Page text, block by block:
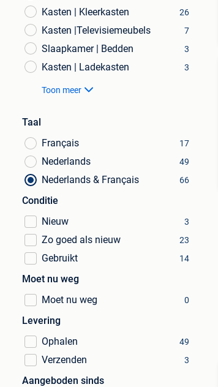
Kasten | Kleerkasten
26
Kasten |Televisiemeubels 7
Slaapkamer | Bedden 3
Kasten | Ladekasten 3
Toon meer
Taal
Français
17
Nederlands 49
Nederlands & Français 66
Conditie
Nieuw
3
Zo goed als nieuw 23
Gebruikt 14
Moet nu weg
Moet nu weg
0
Levering
Ophalen
49
Verzenden 3
Aangeboden sinds